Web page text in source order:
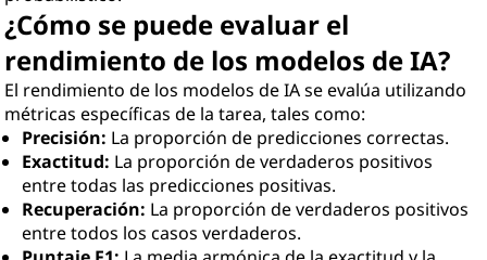
¿Cómo se puede evaluar el
rendimiento de los modelos de IA?
El rendimiento de los modelos de IA se evalúa utilizando
métricas específicas de la tarea, tales como:
Precisión: La proporción de predicciones correctas.
Exactitud: La proporción de verdaderos positivos
entre todas las predicciones positivas.
Recuperación: La proporción de verdaderos positivos
entre todos los casos verdaderos.